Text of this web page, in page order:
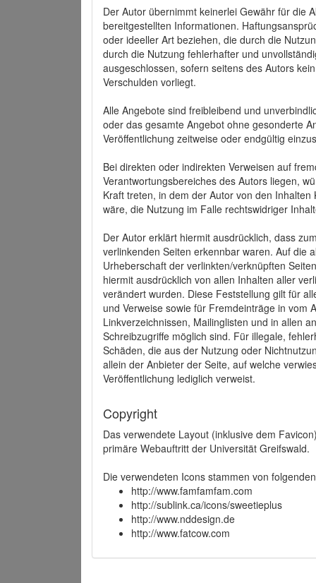
Der Autor übernimmt keinerlei Gewähr für die
bereitgestellten Informationen.
oder ideeller Art beziehen, die durch die
durch die Nutzung fehlerhafter und
ausgeschlossen, sofern seitens des Autors
Verschulden vorliegt.
Alle Angebote sind freibleibend und
oder das gesamte Angebot ohne gesonderte
Veröffentlichung zeitweise oder endgültig
Bei direkten oder indirekten Verweisen auf
Verantwortungsbereiches des Autors liegen,
Kraft treten, in dem der Autor von den
wäre, die Nutzung im Falle rechtswidriger
Der Autor erklärt hiermit ausdrücklich, dass
verlinkenden Seiten erkennbar waren. Auf die
Urheberschaft der verlinkten/verknüpften
hiermit ausdrücklich von allen Inhalten aller
verändert wurden. Diese Feststellung gilt für
und Verweise sowie für Fremdeinträge in vom
Linkverzeichnissen, Mailinglisten und in allen
Schreibzugriffe möglich sind. Für illegale,
Schäden, die aus der Nutzung oder
allein der Anbieter der Seite, auf welche
Veröffentlichung lediglich verweist.
Copyright
Das verwendete Layout (inklusive dem
primäre Webauftritt der Universität Greifswald.
Die verwendeten Icons stammen von
http://www.famfamfam.com
http://sublink.ca/icons/sweetieplus
http://www.nddesign.de
http://www.fatcow.com